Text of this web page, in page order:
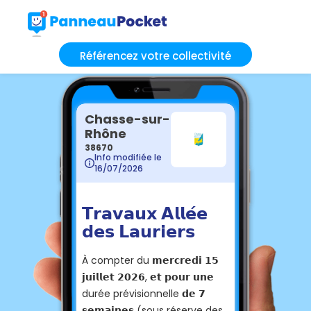
Référencez votre collectivité
Chasse-sur-
Rhône
38670
Info modifiée le
16/07/2026
𝗧𝗿𝗮𝘃𝗮𝘂𝘅 𝗔𝗹𝗹𝗲́𝗲
𝗱𝗲𝘀 𝗟𝗮𝘂𝗿𝗶𝗲𝗿𝘀
À compter du 𝗺𝗲𝗿𝗰𝗿𝗲𝗱𝗶 𝟭𝟱
𝗷𝘂𝗶𝗹𝗹𝗲𝘁 𝟮𝟬𝟮𝟲, 𝗲𝘁 𝗽𝗼𝘂𝗿 𝘂𝗻𝗲
durée prévisionnelle 𝗱𝗲 𝟳